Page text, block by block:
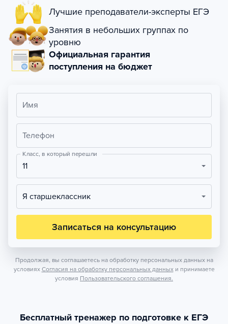
Лучшие преподаватели-эксперты ЕГЭ
Занятия в небольших группах по
уровню
Официальная гарантия
поступления на бюджет
Имя
Телефон
Класс, в который перешли
11
Я старшеклассник
Записаться на консультацию
Продолжая, вы соглашаетесь на обработку персональных данных на
условиях Согласия на обработку персональных данных и принимаете
условия Пользовательского соглашения.
Бесплатный тренажер по подготовке к ЕГЭ